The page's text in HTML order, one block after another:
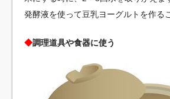
発酵液を使って豆乳ヨーグルトを作る
◆調理道具や食器に使う